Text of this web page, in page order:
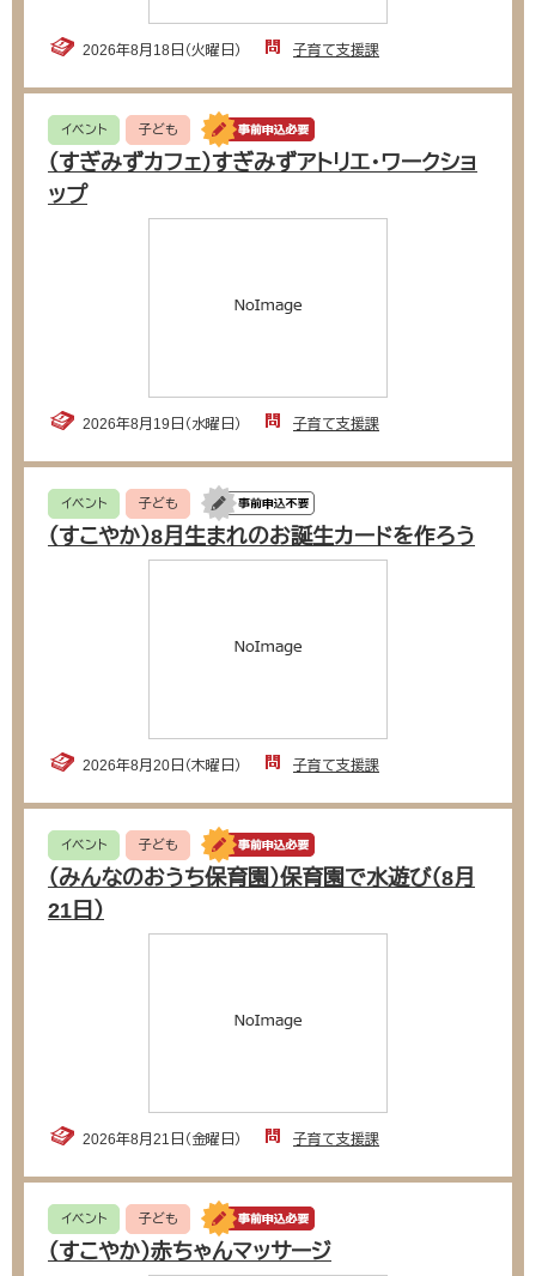
2026年8月18日（火曜日） 子育て支援課
イベント 子ども
（すぎみずカフェ）すぎみずアトリエ・ワークショ
ップ
2026年8月19日（水曜日） 子育て支援課
イベント 子ども
（すこやか）8月生まれのお誕生カードを作ろう
2026年8月20日（木曜日） 子育て支援課
イベント 子ども
（みんなのおうち保育園）保育園で水遊び（8月
21日）
2026年8月21日（金曜日） 子育て支援課
イベント 子ども
（すこやか）赤ちゃんマッサージ